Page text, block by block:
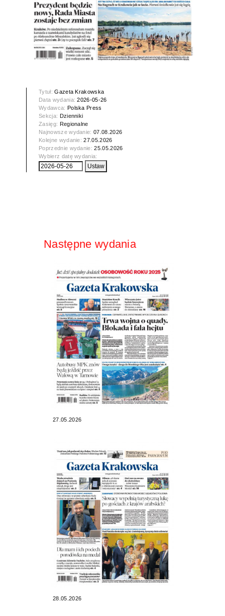
Tytuł:Gazeta Krakowska
Data wydania:2026-05-26
Wydawca: Polska Press
Sekcja: Dzienniki
Zasięg: Regionalne
Najnowsze wydanie:07.08.2026
Kolejne wydanie:27.05.2026
Poprzednie wydanie:25.05.2026
Wybierz datę wydania:
Następne wydania
27.05.2026
28.05.2026